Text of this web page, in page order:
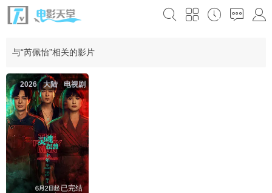
与“芮佩怡”相关的影片
电视剧
大陆
2026
已完结